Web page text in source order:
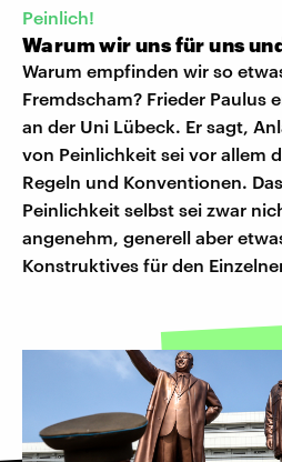
Peinlich!
Warum wir uns für uns
Warum empfinden wir so
Fremdscham? Frieder Paulus
an der Uni Lübeck. Er sagt,
von Peinlichkeit sei vor allem
Regeln und Konventionen.
Peinlichkeit selbst sei zwar
angenehm, generell aber
Konstruktives für den